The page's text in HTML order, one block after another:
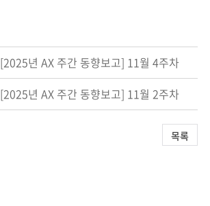
[2025년 AX 주간 동향보고] 11월 4주차
[2025년 AX 주간 동향보고] 11월 2주차
목록